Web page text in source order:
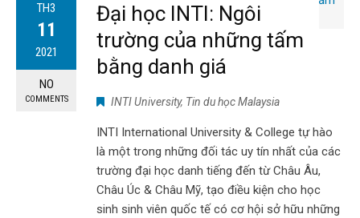
TH3
11
2021
NO
COMMENTS
Đại học INTI: Ngôi
trường của những tấm
bằng danh giá
INTI University, Tin du học Malaysia
INTI International University & College tự hào
là một trong những đối tác uy tín nhất của các
trường đại học danh tiếng đến từ Châu Âu,
Châu Úc & Châu Mỹ, tạo điều kiện cho học
sinh sinh viên quốc tế có cơ hội sở hữu những